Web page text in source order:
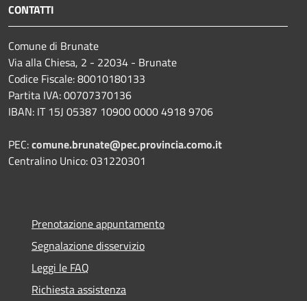
CONTATTI
Comune di Brunate
Via alla Chiesa, 2 - 22034 - Brunate
Codice Fiscale: 80010180133
Partita IVA: 00707370136
IBAN: IT 15J 05387 10900 0000 4918 9706
PEC:comune.brunate@pec.provincia.como.it
Centralino Unico: 031220301
Prenotazione appuntamento
Segnalazione disservizio
Leggi le FAQ
Richiesta assistenza